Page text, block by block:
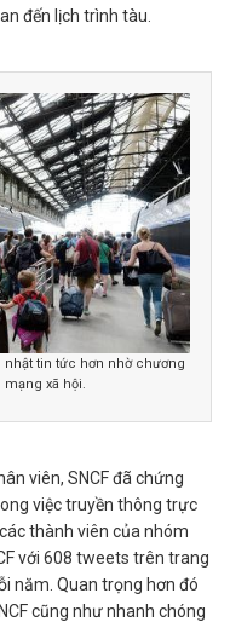
đến lịch trình tàu.
tin tức hơn nhờ chương
xã hội.
viên, SNCF đã chứng
việc truyền thông trực
thành viên của nhóm
với 608 tweets trên trang
năm. Quan trọng hơn đó
cũng như nhanh chóng